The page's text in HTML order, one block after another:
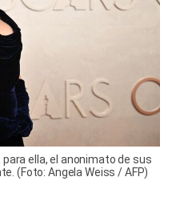
para ella, el anonimato de sus
(Foto: Angela Weiss / AFP)